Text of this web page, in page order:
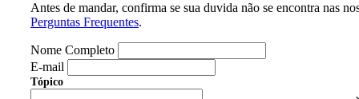
Antes de mandar, confirma se sua duvida não se encontra nas
Perguntas Frequentes.
Nome Completo
E-mail
Tópico